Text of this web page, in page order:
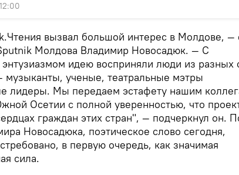
вызвал большой интерес в Молдове, —
Молдова Владимир Новосадюк. — С
идею восприняли люди из разных
музыканты, ученые, театральные мэтры
лидеры. Мы передаем эстафету нашим
Осетии с полной уверенностью, что
граждан этих стран", — подчеркнул он.
Новосадюка, поэтическое слово сегодня,
в первую очередь, как значимая
сила.